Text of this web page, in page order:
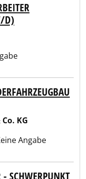
D)
KG
Angabe
- SCHWERPUNKT